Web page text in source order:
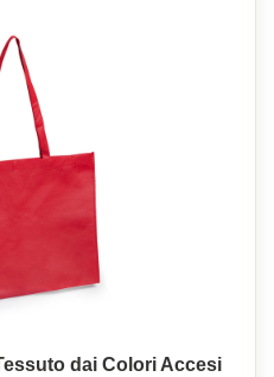
dai Colori Accesi